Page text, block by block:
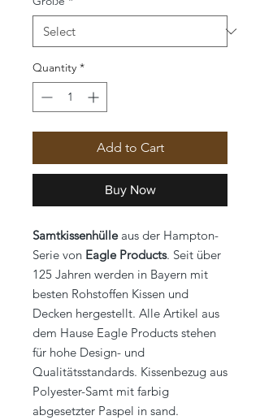
Quantity *
Add to Cart
Buy Now
Samtkissenhülle aus der Hampton-
Serie von Eagle Products. Seit über
125 Jahren werden in Bayern mit
besten Rohstoffen Kissen und
Decken hergestellt. Alle Artikel aus
dem Hause Eagle Products stehen
für hohe Design- und
Qualitätsstandards. Kissenbezug aus
Polyester-Samt mit farbig
abgesetzter Paspel in sand.